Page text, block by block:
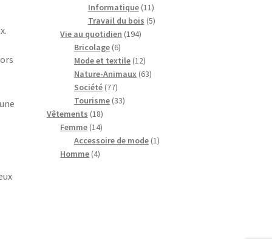
produits
Informatique 1111
produits
Travail du bois 55
Vie au quotidien 194194
Bricolage 66
produits
Mode et textile 1212
produits
Nature-Animaux 6363
Société 7777
produits
Tourisme 3333
Vêtements 1818
produits
Femme 1414
produits
Accessoire de mode 11
Homme 44